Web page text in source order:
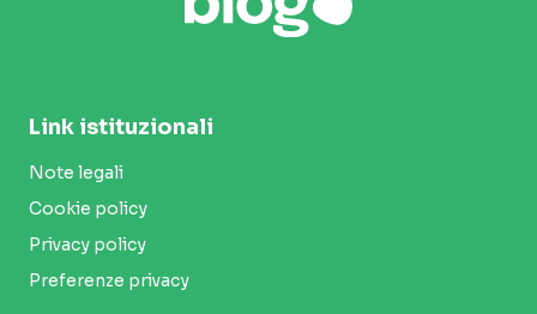
Link istituzionali
Note legali
Cookie policy
Privacy policy
Preferenze privacy